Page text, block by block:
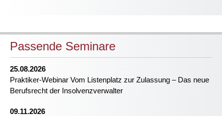
Passende Seminare
25.08.2026
Praktiker-Webinar Vom Listenplatz zur Zulassung – Das neue
Berufsrecht der Insolvenzverwalter
09.11.2026